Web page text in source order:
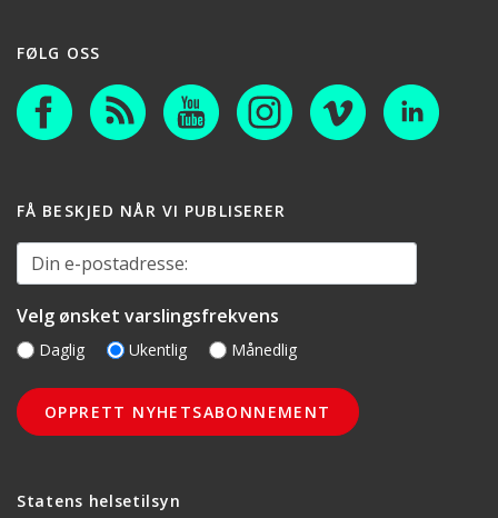
Statens helsetilsyn
FØLG OSS
FÅ BESKJED NÅR VI PUBLISERER
Din e-postadresse:
Velg ønsket varslingsfrekvens
Daglig Ukentlig Månedlig